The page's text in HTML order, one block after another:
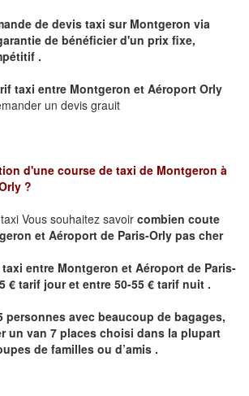
de devis taxi sur Montgeron via
de bénéficierd'un prix fixe,
.
taxi entre Montgeron et Aéroport Orly
un devis grauit
d'une course de taxi de Montgeron à
?
Vous souhaitez savoir combien coute
et Aéroport de Paris-Orly pas cher
entre Montgeron et Aéroport de Paris-
€ tarif jour et entre 50-55 € tarif nuit .
personnes avec beaucoup de bagages,
un van 7 places choisi dans la plupart
de familles ou d’amis .